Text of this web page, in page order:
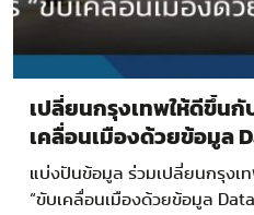
เปลี่ยนกรุงเทพให้ดีขึ้นกั
เคลื่อนเมืองด้วยข้อมูล
Urbanism”
แบ่งปันข้อมูล ร่วมเปลี่ยนกรุงเ
“ขับเคลื่อนเมืองด้วยข้อมูล Data